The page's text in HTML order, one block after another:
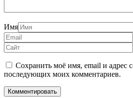
Имя
Сохранить моё имя, email и адрес
последующих моих комментариев.